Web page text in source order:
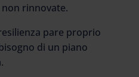
rinnovate.
pare proprio
di un piano